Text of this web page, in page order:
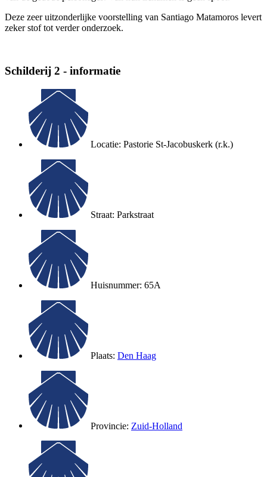
Deze zeer uitzonderlijke voorstelling van Santiago Matamoros levert
zeker stof tot verder onderzoek.
Schilderij 2 - informatie
Locatie: Pastorie St-Jacobuskerk (r.k.)
Straat: Parkstraat
Huisnummer: 65A
Plaats: Den Haag
Provincie: Zuid-Holland